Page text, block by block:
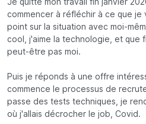
Je quitte mon travail fin janvier
commencer à réfléchir à ce que je
point sur la situation avec moi-
cool, j'aime la technologie, et que
peut-être pas moi.
Puis je réponds à une offre
commence le processus de
passe des tests techniques, je
où j'allais décrocher le job, Covid.